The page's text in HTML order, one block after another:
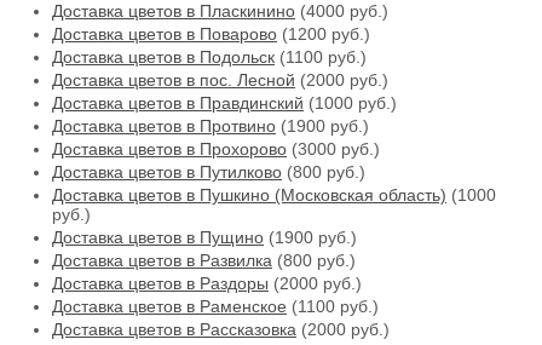
Доставка цветов в Пласкинино (4000 руб.)
Доставка цветов в Поварово (1200 руб.)
Доставка цветов в Подольск (1100 руб.)
Доставка цветов в пос. Лесной (2000 руб.)
Доставка цветов в Правдинский (1000 руб.)
Доставка цветов в Протвино (1900 руб.)
Доставка цветов в Прохорово (3000 руб.)
Доставка цветов в Путилково (800 руб.)
Доставка цветов в Пушкино (Московская область) (1000
руб.)
Доставка цветов в Пущино (1900 руб.)
Доставка цветов в Развилка (800 руб.)
Доставка цветов в Раздоры (2000 руб.)
Доставка цветов в Раменское (1100 руб.)
Доставка цветов в Рассказовка (2000 руб.)